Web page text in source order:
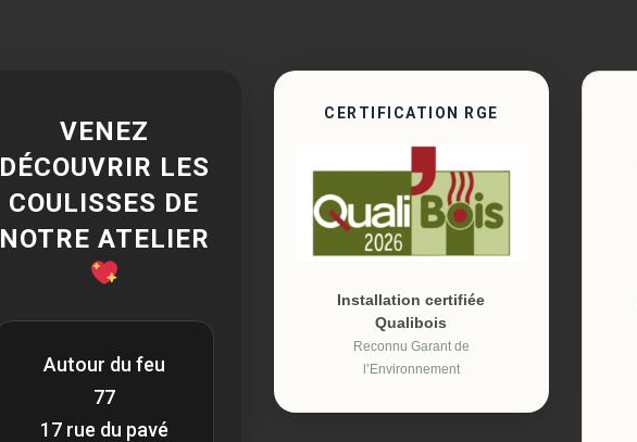
VENEZ
DÉCOUVRIR LES
COULISSES DE
NOTRE ATELIER
Autour du feu
77
17 rue du pavé
CERTIFICATION RGE
Installation certifiée
Qualibois
Reconnu Garant de
l’Environnement